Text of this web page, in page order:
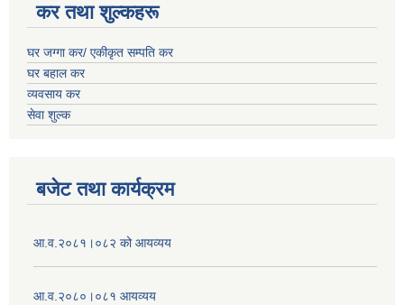
कर तथा शुल्कहरू
घर जग्गा कर/ एकीकृत सम्पति कर
घर बहाल कर
व्यवसाय कर
सेवा शुल्क
बजेट तथा कार्यक्रम
आ.व.२०८१।०८२ को आयव्यय
आ.व.२०८०।०८१ आयव्यय